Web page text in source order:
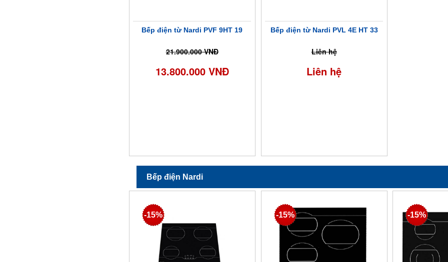
Bếp điện từ Nardi PVF 9HT 19
21.900.000 VNĐ
13.800.000 VNĐ
Bếp điện từ Nardi PVL 4E HT 33
Liên hệ
Liên hệ
Bếp điện Nardi
-15% -15% -15%